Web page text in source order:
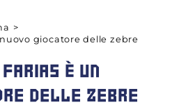
>
giocatore delle zebre
È UN
DELLE ZEBRE